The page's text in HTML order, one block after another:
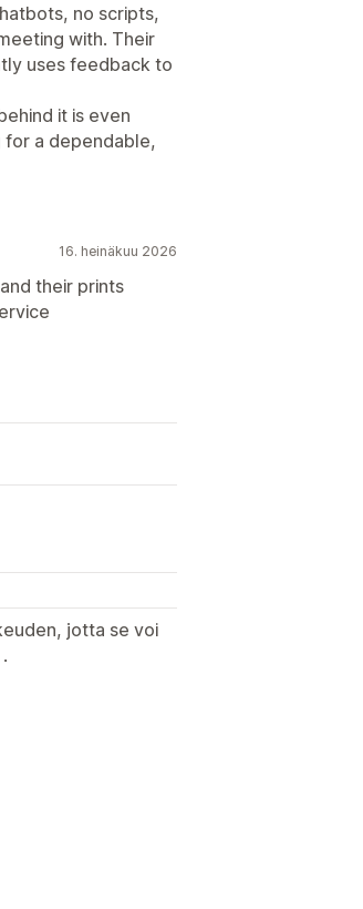
no scripts,
with. Their
uses feedback to
it is even
for a dependable,
16. heinäkuu 2026
their prints
jotta se voi
.